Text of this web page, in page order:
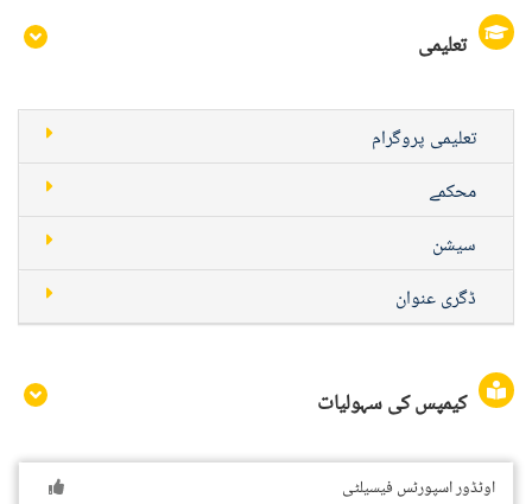
تعلیمی
تعلیمی پروگرام
محکمے
سیشن
ڈگری عنوان
کیمپس کی سہولیات
اوٹڈور اسپورٹس فیسیلٹی